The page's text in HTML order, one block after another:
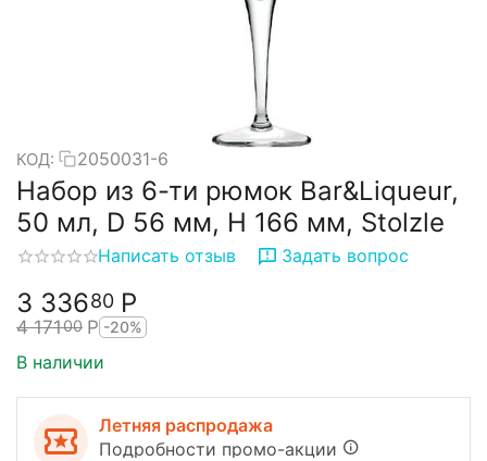
КОД: 2050031-6
Набор из 6-ти рюмок Bar&Liqueur,
50 мл, D 56 мм, H 166 мм, Stolzle
Написать отзыв Задать вопрос
3 33680 Р
4 17100 Р -20%
В наличии
Летняя распродажа
Подробности промо-акции